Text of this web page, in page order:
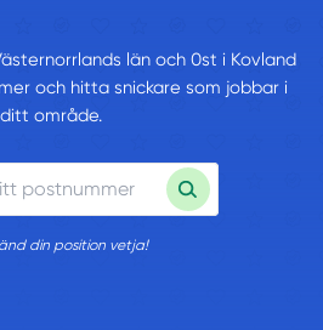
län och 0st i Kovland
och hitta snickare som jobbar i
ditt område.
din position vetja!